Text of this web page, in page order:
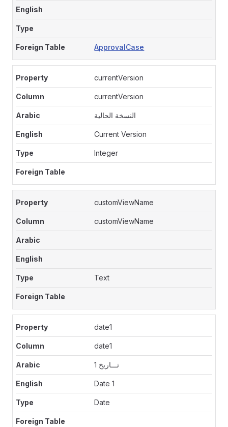
ApprovalCase
currentVersion
currentVersion
النسخة الحالية
Current Version
Integer
customViewName
customViewName
Text
date1
date1
تـــاريخ 1
Date 1
Date